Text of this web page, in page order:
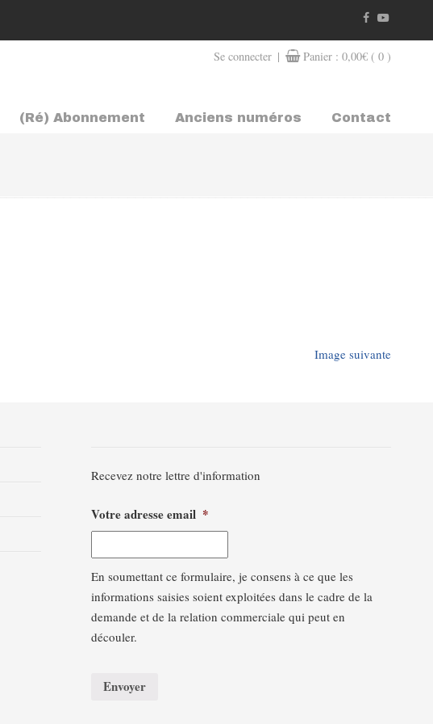
Se connecter | Panier : 0,00€ ( 0 )
(Ré) Abonnement Anciens numéros Contact
Image suivante
Recevez notre lettre d'information
Votre adresse email *
En soumettant ce formulaire, je consens à ce que les
informations saisies soient exploitées dans le cadre de la
demande et de la relation commerciale qui peut en
découler.